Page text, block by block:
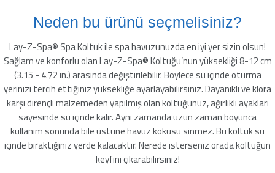
Neden bu ürünü seçmelisiniz?
Lay-Z-Spa® Spa Koltuk ile spa havuzunuzda en iyi yer sizin olsun!
Sağlam ve konforlu olan Lay-Z-Spa® Koltuğu’nun yüksekliği 8-12 cm
(3.15 - 4.72 in.) arasında değiştirilebilir. Böylece su içinde oturma
yerinizi tercih ettiğiniz yüksekliğe ayarlayabilirsiniz. Dayanıklı ve klora
karşı dirençli malzemeden yapılmış olan koltuğunuz, ağırlıklı ayakları
sayesinde su içinde kalır. Aynı zamanda uzun zaman boyunca
kullanım sonunda bile üstüne havuz kokusu sinmez. Bu koltuk su
içinde bıraktığınız yerde kalacaktır. Nerede isterseniz orada koltuğun
keyfini çıkarabilirsiniz!